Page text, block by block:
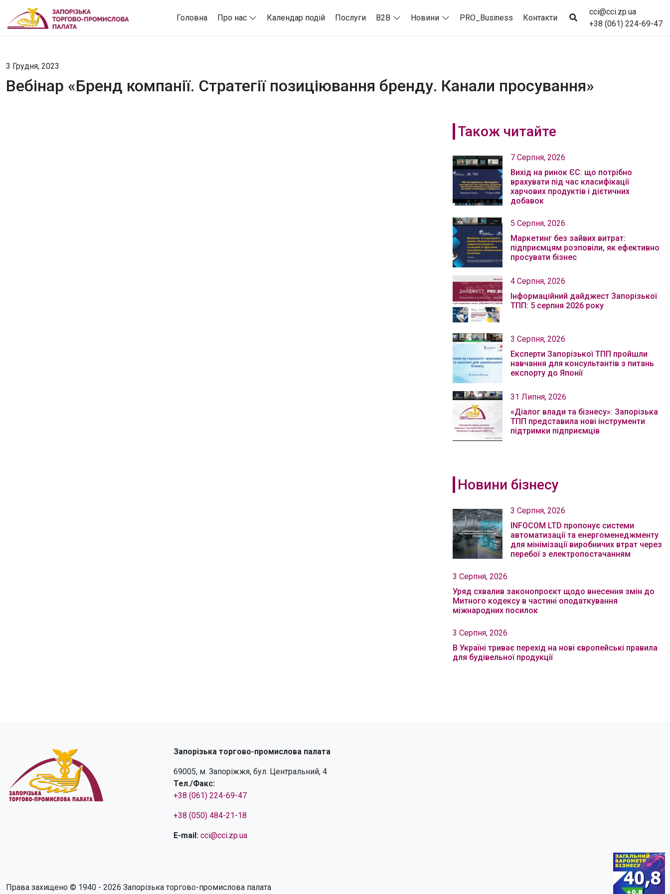
Головна Про нас Календар подій Послуги B2B Новини PRO_Business Контакти
cci@cci.zp.ua
+38 (061) 224-69-47
3 Грудня, 2023
Вебінар «Бренд компанії. Стратегії позиціювання бренду. Канали просування»
Також читайте
7 Серпня, 2026
Вихід на ринок ЄС: що потрібно
врахувати під час класифікації
харчових продуктів і дієтичних
добавок
5 Серпня, 2026
Маркетинг без зайвих витрат:
підприємцям розповіли, як ефективно
просувати бізнес
4 Серпня, 2026
Інформаційний дайджест Запорізької
ТПП: 5 серпня 2026 року
3 Серпня, 2026
Експерти Запорізької ТПП пройшли
навчання для консультантів з питань
експорту до Японії
31 Липня, 2026
«Діалог влади та бізнесу»: Запорізька
ТПП представила нові інструменти
підтримки підприємців
Новини бізнесу
3 Серпня, 2026
INFOCOM LTD пропонує системи
автоматизації та енергоменеджменту
для мінімізації виробничих втрат через
перебої з електропостачанням
3 Серпня, 2026
Уряд схвалив законопроєкт щодо внесення змін до
Митного кодексу в частині оподаткування
міжнародних посилок
3 Серпня, 2026
В Україні триває перехід на нові європейські правила
для будівельної продукції
Запорізька торгово-промислова палата
69005, м. Запоріжжя, бул. Центральний, 4
Тел./Факс:
+38 (061) 224-69-47
+38 (050) 484-21-18
E-mail: cci@cci.zp.ua
Права захищено © 1940 - 2026 Запорізька торгово-промислова палата